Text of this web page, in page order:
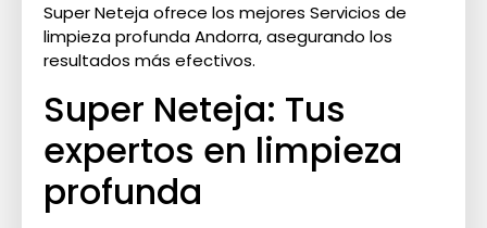
Super Neteja ofrece los mejores Servicios de
limpieza profunda Andorra, asegurando los
resultados más efectivos.
Super Neteja: Tus
expertos en limpieza
profunda